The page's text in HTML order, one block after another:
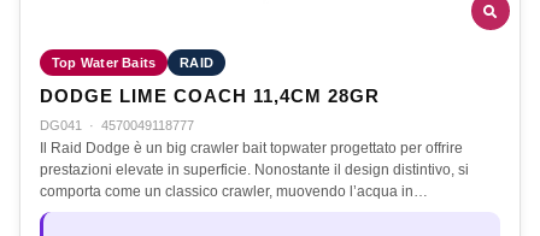
Top Water Baits RAID
DODGE LIME COACH 11,4CM 28GR
DG041 · 4570049118777
Il Raid Dodge è un big crawler bait topwater progettato per offrire
prestazioni elevate in superficie. Nonostante il design distintivo, si
comporta come un classico crawler, muovendo l’acqua in…